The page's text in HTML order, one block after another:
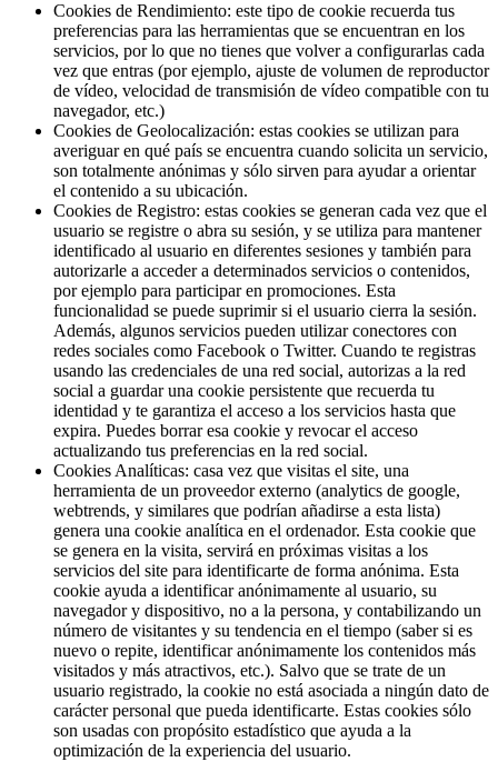
Cookies de Rendimiento: este tipo de cookie recuerda tus
preferencias para las herramientas que se encuentran en los
servicios, por lo que no tienes que volver a configurarlas cada
vez que entras (por ejemplo, ajuste de volumen de reproductor
de vídeo, velocidad de transmisión de vídeo compatible con tu
navegador, etc.)
Cookies de Geolocalización: estas cookies se utilizan para
averiguar en qué país se encuentra cuando solicita un servicio,
son totalmente anónimas y sólo sirven para ayudar a orientar
el contenido a su ubicación.
Cookies de Registro: estas cookies se generan cada vez que el
usuario se registre o abra su sesión, y se utiliza para mantener
identificado al usuario en diferentes sesiones y también para
autorizarle a acceder a determinados servicios o contenidos,
por ejemplo para participar en promociones. Esta
funcionalidad se puede suprimir si el usuario cierra la sesión.
Además, algunos servicios pueden utilizar conectores con
redes sociales como Facebook o Twitter. Cuando te registras
usando las credenciales de una red social, autorizas a la red
social a guardar una cookie persistente que recuerda tu
identidad y te garantiza el acceso a los servicios hasta que
expira. Puedes borrar esa cookie y revocar el acceso
actualizando tus preferencias en la red social.
Cookies Analíticas: casa vez que visitas el site, una
herramienta de un proveedor externo (analytics de google,
webtrends, y similares que podrían añadirse a esta lista)
genera una cookie analítica en el ordenador. Esta cookie que
se genera en la visita, servirá en próximas visitas a los
servicios del site para identificarte de forma anónima. Esta
cookie ayuda a identificar anónimamente al usuario, su
navegador y dispositivo, no a la persona, y contabilizando un
número de visitantes y su tendencia en el tiempo (saber si es
nuevo o repite, identificar anónimamente los contenidos más
visitados y más atractivos, etc.). Salvo que se trate de un
usuario registrado, la cookie no está asociada a ningún dato de
carácter personal que pueda identificarte. Estas cookies sólo
son usadas con propósito estadístico que ayuda a la
optimización de la experiencia del usuario.